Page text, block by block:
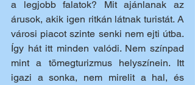
a legjobb falatok? Mit ajánlanak az
árusok, akik igen ritkán látnak turistát. A
városi piacot szinte senki nem ejti útba.
Így hát itt minden valódi. Nem színpad
mint a tömegturizmus helyszínein. Itt
igazi a sonka, nem mirelit a hal, és